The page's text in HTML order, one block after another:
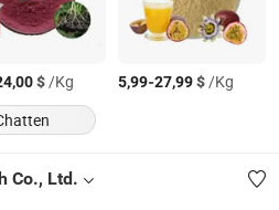
$/Kg 5,99-27,99$/Kg
Co., Ltd.